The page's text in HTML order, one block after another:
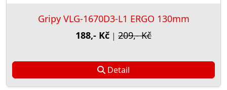
Gripy VLG-1670D3-L1 ERGO 130mm
188,- Kč | 209,- Kč
Detail